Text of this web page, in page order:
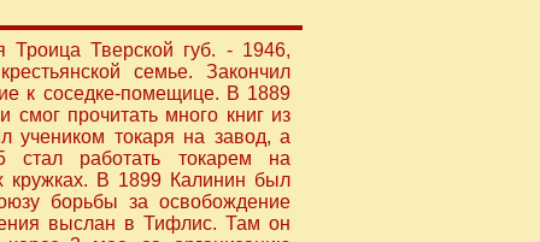
Тверской губ. - 1946,
семье. Закончил
к соседке-помещице. В 1889
прочитать много книг из
учеником токаря на завод, а
работать токарем на
кружках. В 1899 Калинин был
борьбы за освобождение
выслан в Тифлис. Там он